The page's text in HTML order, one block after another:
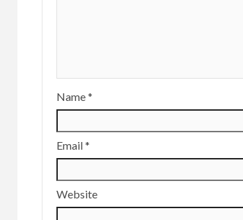
Name*
Email*
Website